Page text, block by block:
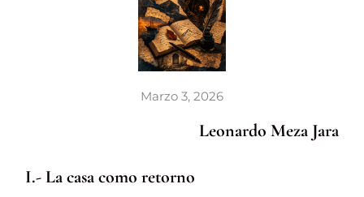
Marzo 3, 2026
Leonardo Meza Jara
I.- La casa como retorno